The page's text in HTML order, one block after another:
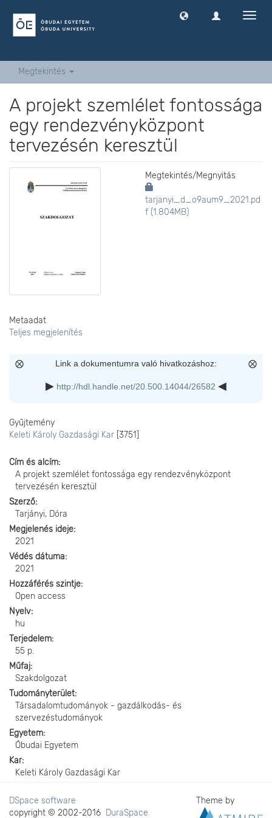
Megtekintés
A projekt szemlélet fontossága
egy rendezvényközpont
tervezésén keresztül
Megtekintés/Megnyitás
tarjanyi_d_o9aum9_2021.pd
f (1.804MB)
Metaadat
Teljes megjelenítés
Link a dokumentumra való hivatkozáshoz:
http://hdl.handle.net/20.500.14044/26582
Gyűjtemény
Keleti Károly Gazdasági Kar [3751]
Cím és alcím
A projekt szemlélet fontossága egy rendezvényközpont
tervezésén keresztül
Szerző
Tarjányi, Dóra
Megjelenés ideje
2021
Védés dátuma
2021
Hozzáférés szintje
Open access
Nyelv
hu
Terjedelem
55 p.
Műfaj
Szakdolgozat
Tudományterület
Társadalomtudományok - gazdálkodás- és
szervezéstudományok
Egyetem
Óbudai Egyetem
Kar
Keleti Károly Gazdasági Kar
DSpace software
copyright © 2002-2016 DuraSpace
Theme by